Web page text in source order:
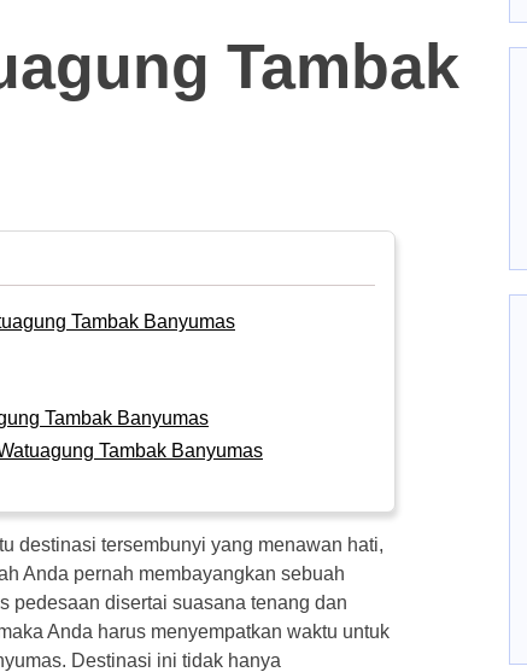
Tambak
Tambak Banyumas
Tambak Banyumas
Tambak Banyumas
destinasi tersembunyi yang menawan hati,
Anda pernah membayangkan sebuah
pedesaan disertai suasana tenang dan
Anda harus menyempatkan waktu untuk
Destinasi ini tidak hanya